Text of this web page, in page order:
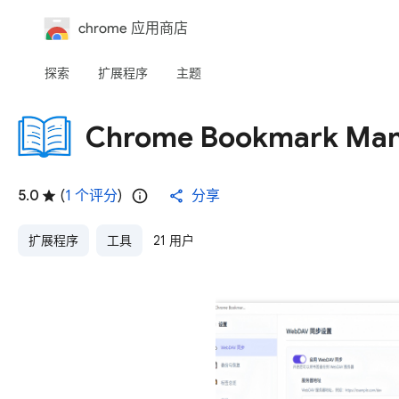
chrome 应用商店
探索 扩展程序 主题
Chrome Bookmark
5.0 (1 个评分) 分享
扩展程序 工具 21 用户